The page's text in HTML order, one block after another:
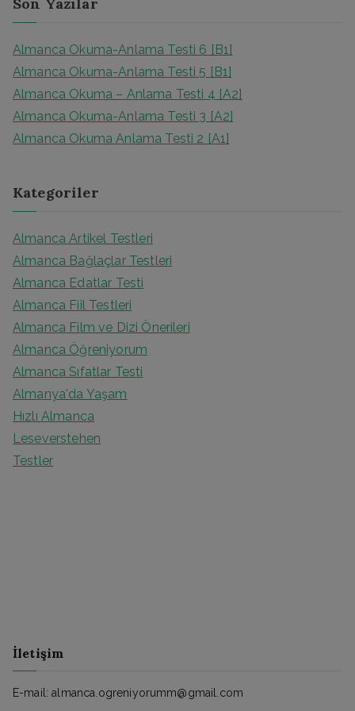
Almanca Okuma-Anlama Testi 6 [B1]
Almanca Okuma-Anlama Testi 5 [B1]
Almanca Okuma – Anlama Testi 4 [A2]
Almanca Okuma-Anlama Testi 3 [A2]
Almanca Okuma Anlama Testi 2 [A1]
Kategoriler
Almanca Artikel Testleri
Almanca Bağlaçlar Testleri
Almanca Edatlar Testi
Almanca Fiil Testleri
Almanca Film ve Dizi Önerileri
Almanca Öğreniyorum
Almanca Sıfatlar Testi
Almanya'da Yaşam
Hızlı Almanca
Leseverstehen
Testler
İletişim
E-mail: almanca.ogreniyorumm@gmail.com